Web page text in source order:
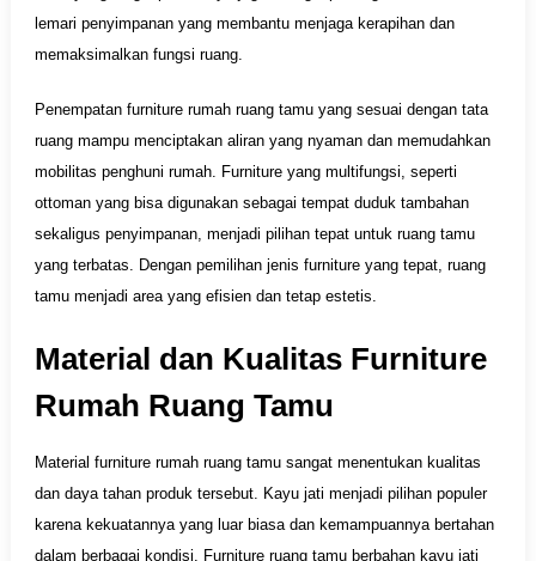
lemari penyimpanan yang membantu menjaga kerapihan dan
memaksimalkan fungsi ruang.
Penempatan furniture rumah ruang tamu yang sesuai dengan tata
ruang mampu menciptakan aliran yang nyaman dan memudahkan
mobilitas penghuni rumah. Furniture yang multifungsi, seperti
ottoman yang bisa digunakan sebagai tempat duduk tambahan
sekaligus penyimpanan, menjadi pilihan tepat untuk ruang tamu
yang terbatas. Dengan pemilihan jenis furniture yang tepat, ruang
tamu menjadi area yang efisien dan tetap estetis.
Material dan Kualitas Furniture
Rumah Ruang Tamu
Material furniture rumah ruang tamu sangat menentukan kualitas
dan daya tahan produk tersebut. Kayu jati menjadi pilihan populer
karena kekuatannya yang luar biasa dan kemampuannya bertahan
dalam berbagai kondisi. Furniture ruang tamu berbahan kayu jati